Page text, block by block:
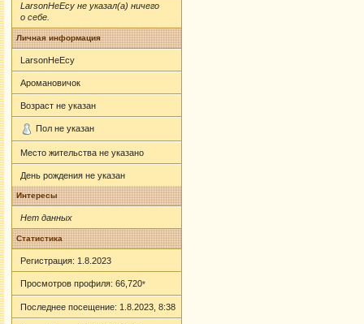
LarsonHeEcy не указал(а) ничего
о себе.
Личная информация
LarsonHeEcy
Аромановичок
Возраст не указан
Пол не указан
Место жительства не указано
День рождения не указан
Интересы
Нет данных
Статистика
Регистрация: 1.8.2023
Просмотров профиля: 66,720*
Последнее посещение: 1.8.2023, 8:38